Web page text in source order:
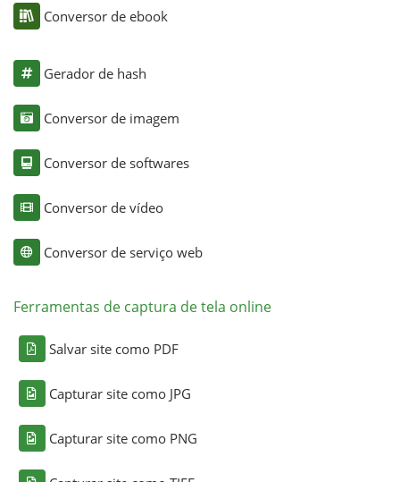
Conversor de ebook
Gerador de hash
Conversor de imagem
Conversor de softwares
Conversor de vídeo
Conversor de serviço web
Ferramentas de captura de tela online
Salvar site como PDF
Capturar site como JPG
Capturar site como PNG